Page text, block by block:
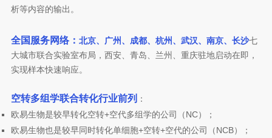
析等内容的输出。
全国服务网络： 北京、广州、成都、杭州、武汉、南京、长沙七
大城市联合实验室布局，西安、青岛、兰州、重庆驻地启动在即，
实现样本快速响应。
空转多组学联合转化行业前列 ：
欧易生物是较早转化空转+空代多组学的公司（NC）；
欧易生物也是较早同时转化单细胞+空转+空代的公司（NCB）；